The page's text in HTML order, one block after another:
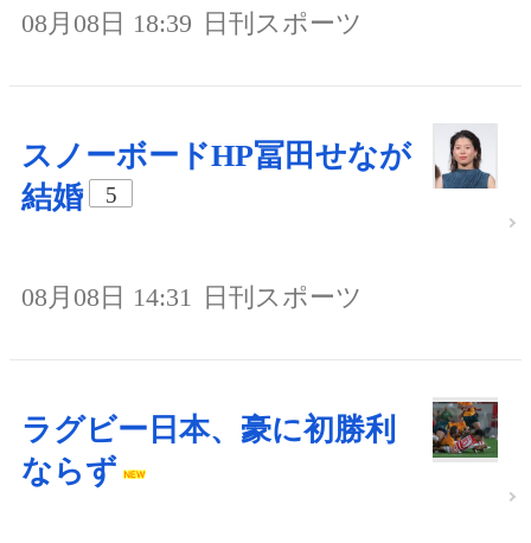
08月08日 18:39 日刊スポーツ
スノーボードHP冨田せなが
結婚
5
08月08日 14:31 日刊スポーツ
ラグビー日本、豪に初勝利
ならず